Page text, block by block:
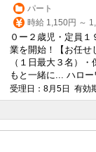
パート
時給 1,150円 ～
０ー２歳児・定員
業を開始！【お任せ
（１日最大３名）
もと一緒に... ハロー
受理日：8月5日 有効